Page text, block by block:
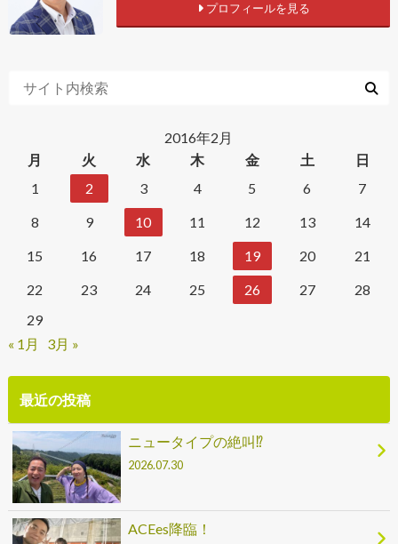
プロフィールを見る
2016年2月
月
火 水 木 金 土
日
1
2 3 4 5 6
7
8
9 10 11 12 13
14
15
16 17 18 19 20
21
22
23 24 25 26 27
28
29
« 1月
3月 »
最近の投稿
ニュータイプの絶叫⁉
2026.07.30
ACEes降臨！